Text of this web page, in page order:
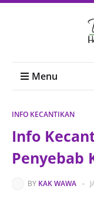
Menu
INFO KECANTIKAN
Info
Penyebab
BY KAK WAWA -